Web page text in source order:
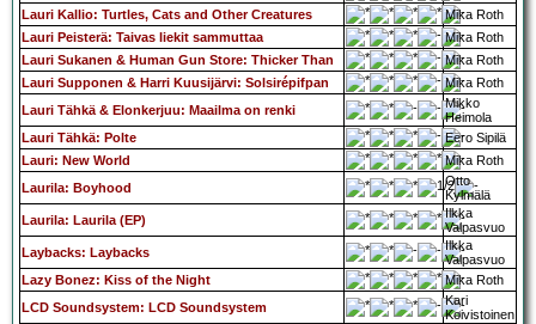
Lauri Kallio: Turtles, Cats and Other Creatures
Mika Roth
Lauri Peisterä: Taivas liekit sammuttaa
Mika Roth
Lauri Sukanen & Human Gun Store: Thicker Than
Mika Roth
Lauri Supponen & Harri Kuusijärvi: Solsirépifpan
Mika Roth
Lauri Tähkä & Elonkerjuu: Maailma on renki
Mikko
Heimola
Lauri Tähkä: Polte
Eero Sipilä
Lauri: New World
Mika Roth
Laurila: Boyhood
Otto
Kylmälä
Laurila: Laurila (EP)
Ilkka
Valpasvuo
Laybacks: Laybacks
Ilkka
Valpasvuo
Lazy Bonez: Kiss of the Night
Mika Roth
LCD Soundsystem: LCD Soundsystem
Kari
Koivistoinen